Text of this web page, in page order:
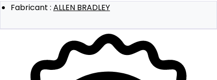
Fabricant : ALLEN BRADLEY